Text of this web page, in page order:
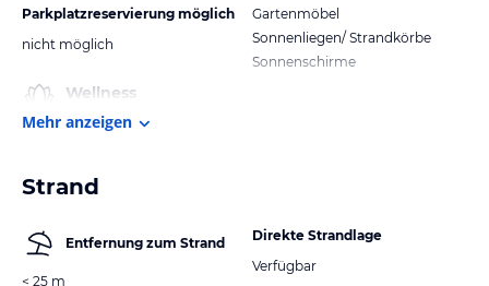
Parkplatzreservierung möglich
nicht möglich
Wellness
Gartenmöbel
Sonnenliegen/ Strandkörbe
Sonnenschirme
Mehr anzeigen
Strand
Entfernung zum Strand
< 25 m
Direkte Strandlage
Verfügbar